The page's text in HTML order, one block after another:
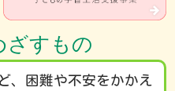
ざすもの
、困難や不安をかかえ